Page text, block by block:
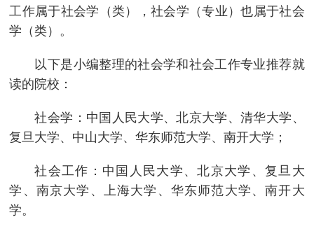
工作属于社会学（类），社会学（专业）也属于社会
学（类）。
以下是小编整理的社会学和社会工作专业推荐就
读的院校：
社会学：中国人民大学、北京大学、清华大学、
复旦大学、中山大学、华东师范大学、南开大学；
社会工作：中国人民大学、北京大学、复旦大
学、南京大学、上海大学、华东师范大学、南开大
学。